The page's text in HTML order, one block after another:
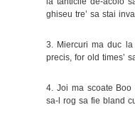
ghiseu tre’ sa stai
3. Miercuri ma duc la
precis, for old times’
4. Joi ma scoate
sa-l rog sa fie bland